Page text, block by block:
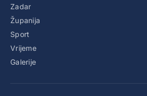
Zadar
Županija
Sport
Vrijeme
Galerije